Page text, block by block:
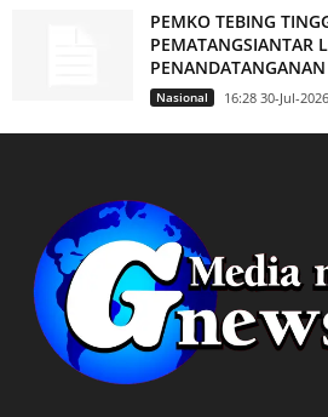
PEMKO TEBING
PEMATANGSIANTAR
Nasional 16:28 30-Jul-2026